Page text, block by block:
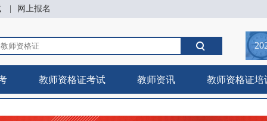
网上报名
教师资格证考试 教师资讯 教师资格证培